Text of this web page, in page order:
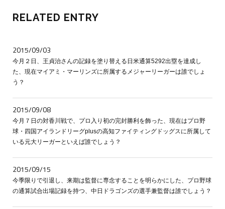
RELATED ENTRY
2015/09/03
今月２日、王貞治さんの記録を塗り替える日米通算5292出塁を達成し
た、現在マイアミ・マーリンズに所属するメジャーリーガーは誰でしょ
う？
2015/09/08
今月７日の対香川戦で、プロ入り初の完封勝利を飾った、現在はプロ野
球・四国アイランドリーグplusの高知ファイティングドッグスに所属して
いる元大リーガーといえば誰でしょう？
2015/09/15
今季限りで引退し、来期は監督に専念することを明らかにした、プロ野球
の通算試合出場記録を持つ、中日ドラゴンズの選手兼監督は誰でしょう？